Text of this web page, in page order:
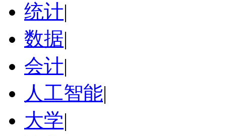
统计|
数据|
会计|
人工智能|
大学|